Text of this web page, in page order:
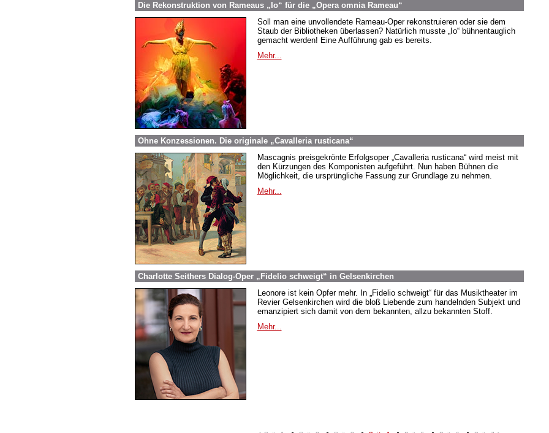
Die Rekonstruktion von Rameaus „Io“ für die „Opera omnia Rameau“
Soll man eine unvollendete Rameau-Oper rekonstruieren oder sie dem
Staub der Bibliotheken überlassen? Natürlich musste „Io“ bühnentauglich
gemacht werden! Eine Aufführung gab es bereits.
Mehr...
Ohne Konzessionen. Die originale „Cavalleria rusticana“
Mascagnis preisgekrönte Erfolgsoper „Cavalleria rusticana“ wird meist mit
den Kürzungen des Komponisten aufgeführt. Nun haben Bühnen die
Möglichkeit, die ursprüngliche Fassung zur Grundlage zu nehmen.
Mehr...
Charlotte Seithers Dialog-Oper „Fidelio schweigt“ in Gelsenkirchen
Leonore ist kein Opfer mehr. In „Fidelio schweigt“ für das Musiktheater im
Revier Gelsenkirchen wird die bloß Liebende zum handelnden Subjekt und
emanzipiert sich damit von dem bekannten, allzu bekannten Stoff.
Mehr...